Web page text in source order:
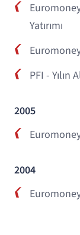
Yatırımı
PFI - Yılın
2005
2004